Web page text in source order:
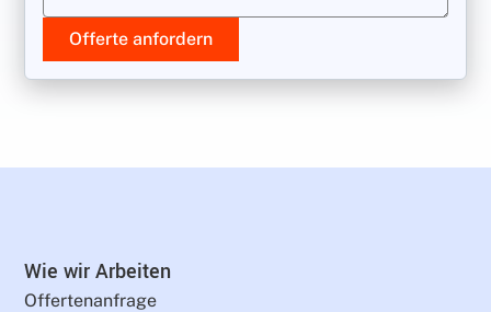
Offerte anfordern
Wie wir Arbeiten
Offertenanfrage